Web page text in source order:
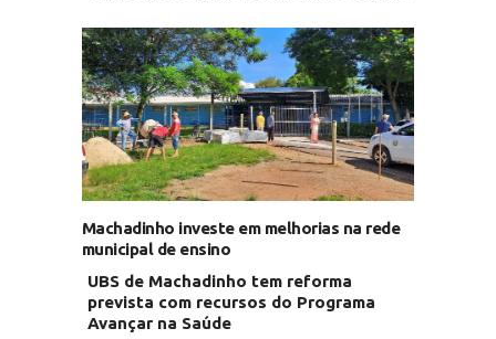
Machadinho investe em melhorias na rede
municipal de ensino
UBS de Machadinho tem reforma
prevista com recursos do Programa
Avançar na Saúde